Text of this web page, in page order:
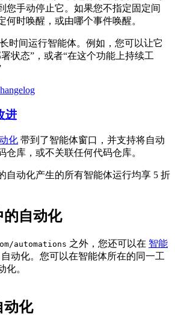
您手动停止它。如果您不指定固定间
何时唤醒，或由哪个事件唤醒。
时间运行智能体。例如，您可以让它
状态”，或者“在这个功能上持续工
进
化 带到了智能体窗口，并支持将自动
仓库，或不关联任何代码仓库。
自动化产生的所有智能体运行均享 5 折
的自动化
automations 之外，您还可以在 智能
自动化。您可以在智能体所在的同一工
化。
动化